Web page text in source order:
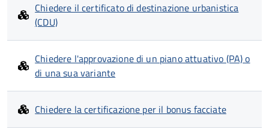
Chiedere il certificato di destinazione urbanistica
(CDU)
Chiedere l'approvazione di un piano attuativo (PA) o
di una sua variante
Chiedere la certificazione per il bonus facciate